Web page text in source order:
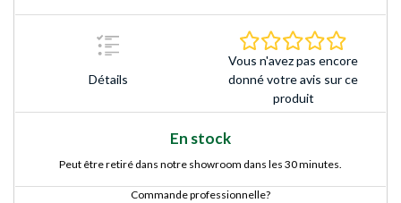
Détails
Vous n'avez pas encore
donné votre avis sur ce
produit
En stock
Peut être retiré dans notre showroom dans les 30 minutes.
Commande professionnelle?